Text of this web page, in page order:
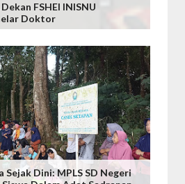
FSHEI INISNU
Doktor
Sejak Dini: MPLS SD Negeri